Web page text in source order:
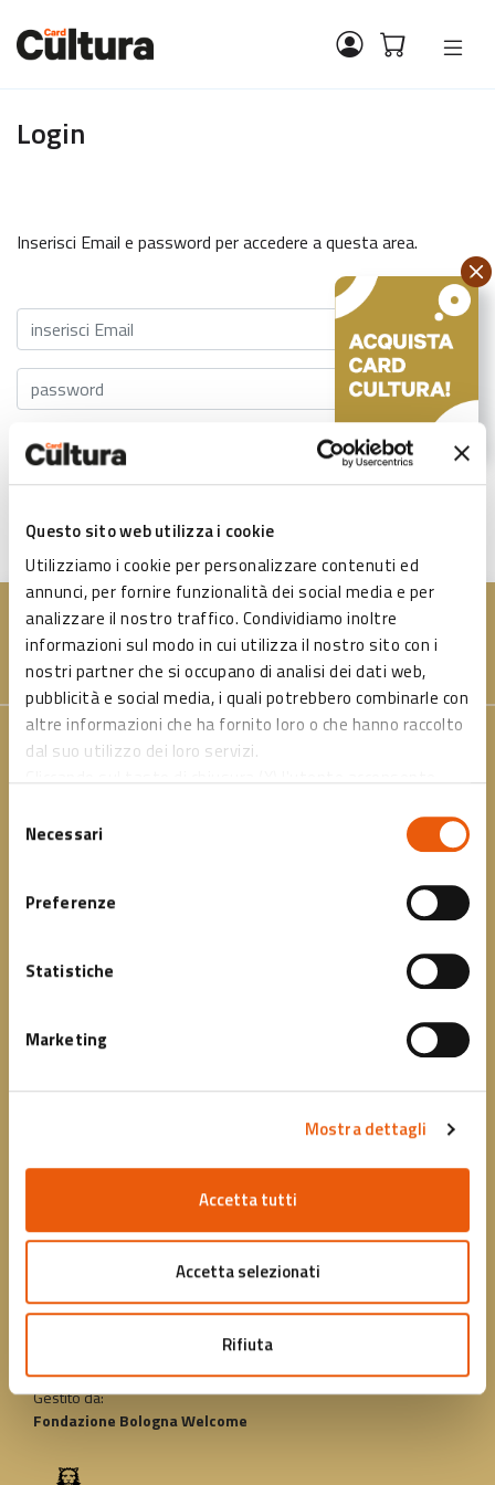
Questo sito web utilizza i cookie
Utilizziamo i cookie per personalizzare contenuti ed
annunci, per fornire funzionalità dei social media e per
analizzare il nostro traffico. Condividiamo inoltre
informazioni sul modo in cui utilizza il nostro sito con i
nostri partner che si occupano di analisi dei dati web,
pubblicità e social media, i quali potrebbero combinarle con
altre informazioni che ha fornito loro o che hanno raccolto
dal suo utilizzo dei loro servizi.
necessari.
delNecessari
Preferenze
Statistiche
Marketing
Mostra dettagli
Accetta tutti
Accetta selezionati
Rifiuta
Login
Inserisci Email e password per accedere a questa area.
LOGIN
ISCRIVITI!
PASSWORD DIMENTICATA
Contatti
Email: info@cardcultura.it
PEC: fondazionebolognawelcome@legalmail.it
Acquista una card
Seguici su
Gestito da:
Fondazione Bologna Welcome